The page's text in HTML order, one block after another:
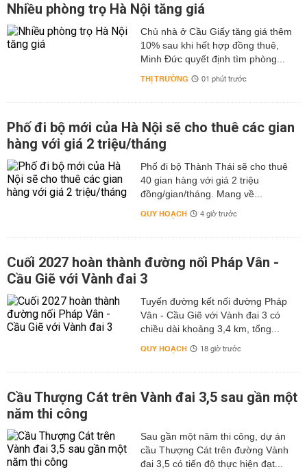
Nhiều phòng trọ Hà Nội tăng giá
Chủ nhà ở Cầu Giấy tăng giá thêm
10% sau khi hết hợp đồng thuê,
Minh Đức quyết định tìm phòng...
THỊ TRƯỜNG 01 phút trước
Phố đi bộ mới của Hà Nội sẽ cho thuê các gian
hàng với giá 2 triệu/tháng
Phố đi bộ Thành Thái sẽ cho thuê
40 gian hàng với giá 2 triệu
đồng/gian/tháng. Mang về...
QUY HOẠCH 4 giờ trước
Cuối 2027 hoàn thành đường nối Pháp Vân -
Cầu Giẽ với Vành đai 3
Tuyến đường kết nối đường Pháp
Vân - Cầu Giẽ với Vành đai 3 có
chiều dài khoảng 3,4 km, tổng...
QUY HOẠCH 18 giờ trước
Cầu Thượng Cát trên Vành đai 3,5 sau gần một
năm thi công
Sau gần một năm thi công, dự án
cầu Thượng Cát trên đường Vành
đai 3,5 có tiến độ thực hiện đạt...